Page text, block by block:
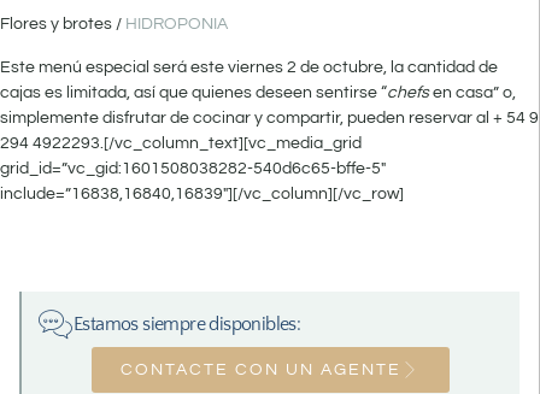
Flores y brotes / HIDROPONIA
Este menú especial será este viernes 2 de octubre, la cantidad de
cajas es limitada, así que quienes deseen sentirse “chefsen casa” o,
simplemente disfrutar de cocinar y compartir, pueden reservar al + 54 9
294 4922293.[/vc_column_text][vc_media_grid
grid_id=”vc_gid:1601508038282-540d6c65-bffe-5″
include=”16838,16840,16839″][/vc_column][/vc_row]
Estamos siempre disponibles:
CONTACTE CON UN AGENTE